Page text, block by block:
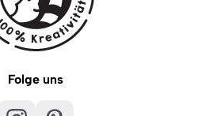
Folge uns